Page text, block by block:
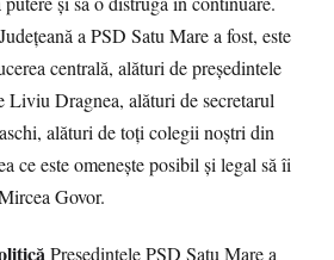
a PSD Satu Mare a fost, este
centrală, alături de preşedintele
Liviu Dragnea, alături de secretarul
alături de toţi colegii noştri din
ce este omeneşte posibil şi legal să îi
Govor.
Preşedintele PSD Satu Mare a